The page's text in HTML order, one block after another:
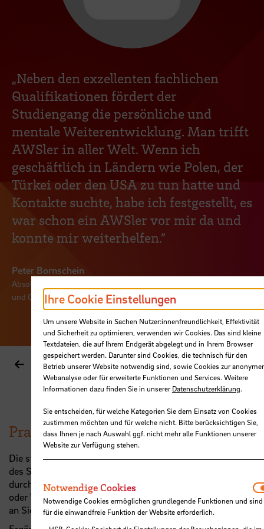
„Neben den exzellenten fachlichen
Qualifikationen fördert der
Studiengang die persönliche und
mentale Weiterentwicklung. Man trifft
AWSler in aller Welt. Wenn ich
geschäftlich in Ländern wie Polen, der
Türkei oder den USA zu tun hatte und
Kontakte suchte, habe ich festgestellt, es
war schon ein AWSler vor mir da und
konnte mir weiterhelfen.“
Peter Bornschein
Absolvent AWS China, General Manager China, Semcon Informatic
und Consulting, Beijing
2/3
Praxisbezug
Die starke Praxisorientierung ist einer der Erfolgsfaktoren
des Studiengangs
durchgängig praktische Erfahrungen in Wirtschaft, Politik
oder Verwaltung gewonnen und geben ihre Erfahrungen
an Sie weiter.
Ihre Cookie Einstellungen
Um unsere Website in Sachen Nutzer:innenfreundlichkeit, Effektivität
und Sicherheit zu optimieren, verwenden wir Cookies. Das sind kleine
Textdateien, die auf Ihrem Endgerät abgelegt und in Ihrem Browser
gespeichert werden. Darunter sind Cookies, die technisch für den
Betrieb unserer Website notwendig sind, sowie Cookies zur
Webanalyse oder für erweiterte Funktionen und Services. Weitere
Informationen dazu finden Sie in unsererDatenschutzerklärung.
Sie entscheiden, für welche Kategorien Sie dem Einsatz von Cookies
zustimmen möchten und für welche nicht. Bitte berücksichtigen Sie,
dass Ihnen je nach Auswahl ggf. nicht mehr alle Funktionen unserer
Website zur Verfügung stehen.
Notwendige Cookies
Notwendige Cookies ermöglichen grundlegende Funktionen und sind
für die einwandfreie Funktion der Website erforderlich.